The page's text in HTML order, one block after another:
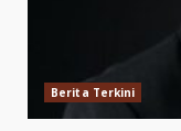
Berita Terkini